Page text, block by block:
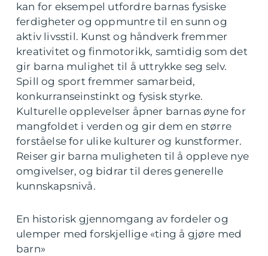
kan for eksempel utfordre barnas fysiske
ferdigheter og oppmuntre til en sunn og
aktiv livsstil. Kunst og håndverk fremmer
kreativitet og finmotorikk, samtidig som det
gir barna mulighet til å uttrykke seg selv.
Spill og sport fremmer samarbeid,
konkurranseinstinkt og fysisk styrke.
Kulturelle opplevelser åpner barnas øyne for
mangfoldet i verden og gir dem en større
forståelse for ulike kulturer og kunstformer.
Reiser gir barna muligheten til å oppleve nye
omgivelser, og bidrar til deres generelle
kunnskapsnivå.
En historisk gjennomgang av fordeler og
ulemper med forskjellige «ting å gjøre med
barn»